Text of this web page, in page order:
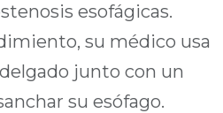
esofágicas.
su médico usa
junto con un
su esófago.